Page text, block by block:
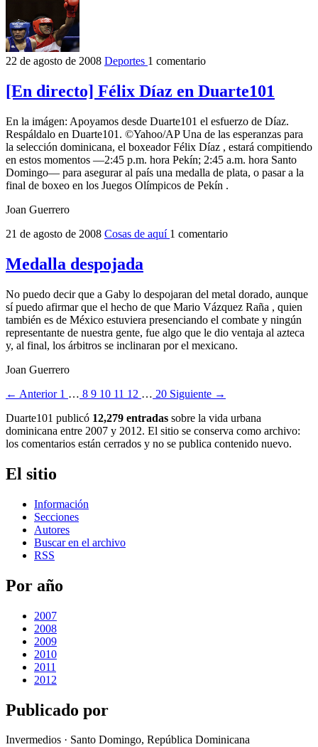
22 de agosto de 2008 Deportes 1 comentario
[En directo] Félix Díaz en Duarte101
En la imágen: Apoyamos desde Duarte101 el esfuerzo de Díaz.
Respáldalo en Duarte101. ©Yahoo/AP Una de las esperanzas para
la selección dominicana, el boxeador Félix Díaz , estará compitiendo
en estos momentos —2:45 p.m. hora Pekín; 2:45 a.m. hora Santo
Domingo— para asegurar al país una medalla de plata, o pasar a la
final de boxeo en los Juegos Olímpicos de Pekín .
Joan Guerrero
21 de agosto de 2008 Cosas de aquí 1 comentario
Medalla despojada
No puedo decir que a Gaby lo despojaran del metal dorado, aunque
sí puedo afirmar que el hecho de que Mario Vázquez Raña , quien
también es de México estuviera presenciando el combate y ningún
representante de nuestra gente, fue algo que le dio ventaja al azteca
y, al final, los árbitros se inclinaran por el mexicano.
Joan Guerrero
← Anterior 1 … 8 9 10 11 12 … 20 Siguiente →
Duarte101 publicó 12,279 entradas sobre la vida urbana
dominicana entre 2007 y 2012. El sitio se conserva como archivo:
los comentarios están cerrados y no se publica contenido nuevo.
El sitio
Información
Secciones
Autores
Buscar en el archivo
RSS
Por año
2007
2008
2009
2010
2011
2012
Publicado por
Invermedios · Santo Domingo, República Dominicana